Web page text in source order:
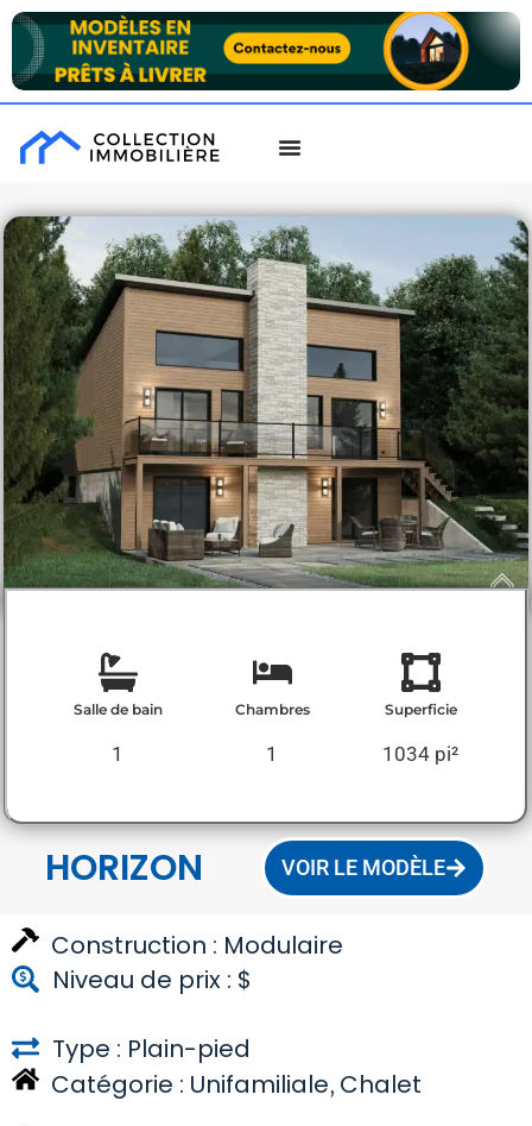
Salle de bain
1
Chambres
1
Superficie
1034 pi²
HORIZON VOIR LE MODÈLE
Construction : Modulaire
Niveau de prix : $
Type : Plain-pied
Catégorie : Unifamiliale, Chalet